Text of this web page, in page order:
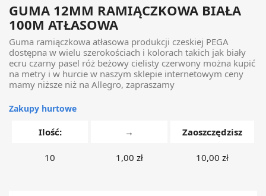
GUMA 12MM RAMIĄCZKOWA BIAŁA
100M ATŁASOWA
Guma ramiączkowa atłasowa produkcji czeskiej PEGA
dostępna w wielu szerokościach i kolorach takich jak biały
ecru czarny pasel róż beżowy cielisty czerwony można kupić
na metry i w hurcie w naszym sklepie internetowym ceny
mamy niższe niż na Allegro, zapraszamy
Zakupy hurtowe
Ilość: → Zaoszczędzisz
10 1,00 zł 10,00 zł